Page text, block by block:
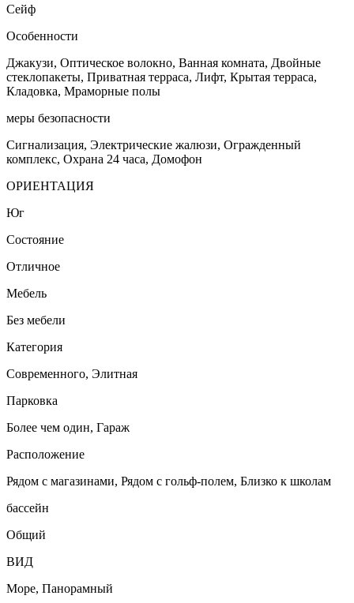
Сейф
Особенности
Джакузи, Оптическое волокно, Ванная комната, Двойные
стеклопакеты, Приватная терраса, Лифт, Крытая терраса,
Кладовка, Мраморные полы
меры безопасности
Сигнализация, Электрические жалюзи, Огражденный
комплекс, Охрана 24 часа, Домофон
ОРИЕНТАЦИЯ
Юг
Состояние
Отличное
Мебель
Без мебели
Категория
Cовременного, Элитная
Парковка
Более чем один, Гараж
Расположение
Рядом с магазинами, Рядом с гольф-полем, Близко к школам
бассейн
Общий
ВИД
Море, Панорамный